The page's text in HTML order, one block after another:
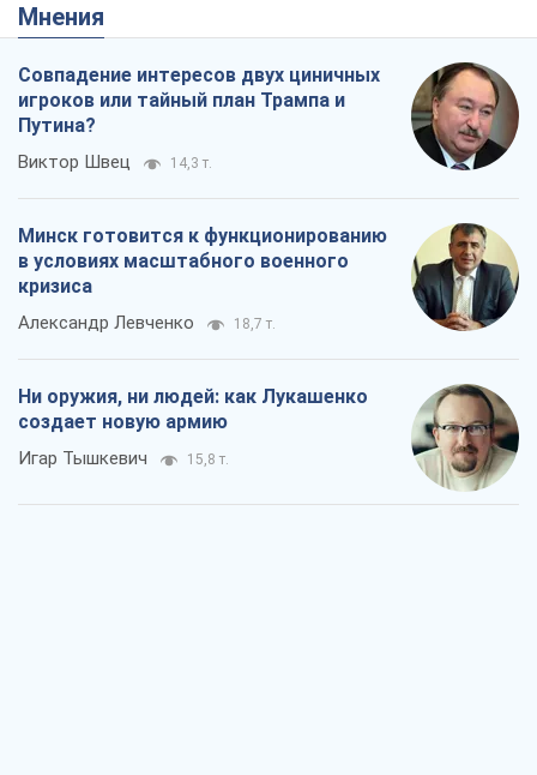
Мнения
Совпадение интересов двух циничных
игроков или тайный план Трампа и
Путина?
Виктор Швец 14,3 т.
Минск готовится к функционированию
в условиях масштабного военного
кризиса
Александр Левченко 18,7 т.
Ни оружия, ни людей: как Лукашенко
создает новую армию
Игар Тышкевич 15,8 т.